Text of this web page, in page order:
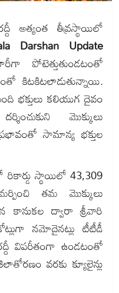
అత్యంత తీవ్రస్థాయిలో
Darshan Update
పోటెత్తుతుండటంతో
కిటకిటలాడుతున్నాయి.
భక్తులు కలియుగ దైవం
మొక్కులు
సామాన్య భక్తుల
రికార్డు స్థాయిలో 43,309
తమ మొక్కులు
కానుకల ద్వారా శ్రీవారి
నమోదైనట్లు టీటీడీ
విపరీతంగా ఉండటంతో
వరకు క్యూలైన్లు